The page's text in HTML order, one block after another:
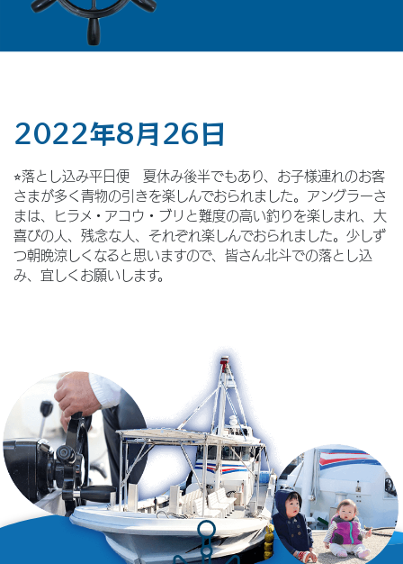
2022年8月26日
⭐︎落とし込み平日便 夏休み後半でもあり、お子様連れのお客
さまが多く青物の引きを楽しんでおられました。アングラーさ
まは、ヒラメ・アコウ・ブリと難度の高い釣りを楽しまれ、大
喜びの人、残念な人、それぞれ楽しんでおられました。少しず
つ朝晩涼しくなると思いますので、皆さん北斗での落とし込
み、宜しくお願いします。